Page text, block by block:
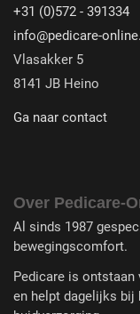
+31 (0)572 - 391334
info@pedicare-
Vlasakker 5
8141 JB Heino
Ga naar contact
Over Pedicare-
Al sinds 1987
bewegingscomfort.
Pedicare is
en helpt dagelijks bij